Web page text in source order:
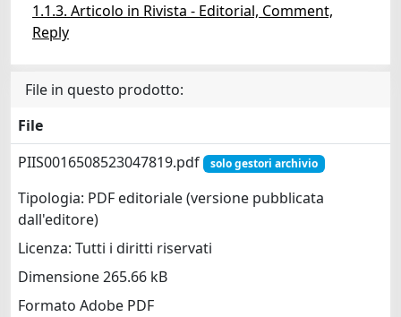
1.1.3. Articolo in Rivista - Editorial, Comment,
Reply
File in questo prodotto:
File
PIIS0016508523047819.pdf
solo gestori archivio
Tipologia: PDF editoriale (versione pubblicata
dall'editore)
Licenza: Tutti i diritti riservati
Dimensione 265.66 kB
Formato Adobe PDF